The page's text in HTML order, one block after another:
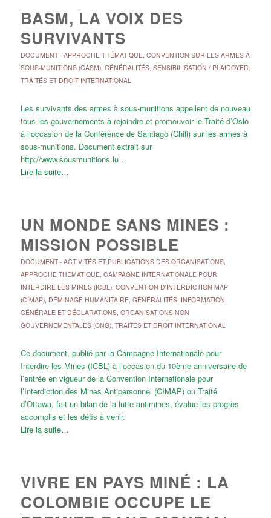
BASM, LA VOIX DES
SURVIVANTS
DOCUMENT- APPROCHE THÉMATIQUE, CONVENTION SUR LES ARMES À
SOUS-MUNITIONS (CASM), GÉNÉRALITÉS, SENSIBILISATION / PLAIDOYER,
TRAITÉS ET DROIT INTERNATIONAL
Les survivants des armes à sous-munitions appellent de nouveau
tous les gouvernements à rejoindre et promouvoir le Traité d’Oslo
à l’occasion de la Conférence de Santiago (Chili) sur les armes à
sous-munitions. Document extrait sur
http://www.sousmunitions.lu .
Lire la suite…
UN MONDE SANS MINES :
MISSION POSSIBLE
DOCUMENT- ACTIVITÉS ET PUBLICATIONS DES ORGANISATIONS,
APPROCHE THÉMATIQUE, CAMPAGNE INTERNATIONALE POUR
INTERDIRE LES MINES (ICBL), CONVENTION D'INTERDICTION MAP
(CIMAP), DÉMINAGE HUMANITAIRE, GÉNÉRALITÉS, INFORMATION
GÉNÉRALE ET DÉCLARATIONS, ORGANISATIONS NON
GOUVERNEMENTALES (ONG), TRAITÉS ET DROIT INTERNATIONAL
Ce document, publié par la Campagne Internationale pour
Interdire les Mines (ICBL) à l’occasion du 10ème anniversaire de
l’entrée en vigueur de la Convention Internationale pour
l’Interdiction des Mines Antipersonnel (CIMAP) ou Traité
d’Ottawa, fait un bilan de la lutte antimines, évalue les progrès
accomplis et les défis à venir.
Lire la suite…
VIVRE EN PAYS MINÉ : LA
COLOMBIE OCCUPE LE